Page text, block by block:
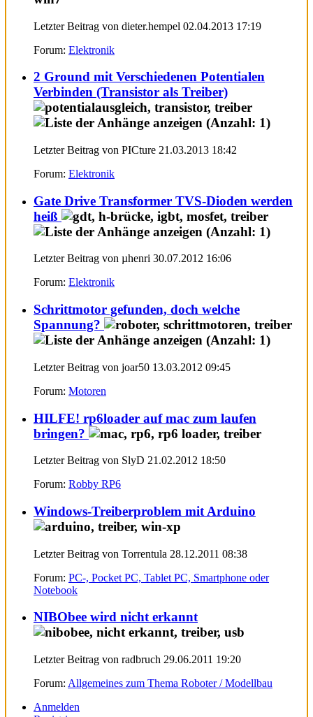
Letzter Beitrag von dieter.hempel 02.04.2013 17:19
Forum: Elektronik
2 Ground mit Verschiedenen Potentialen
Verbinden (Transistor als Treiber)
Letzter Beitrag von PICture 21.03.2013 18:42
Forum: Elektronik
Gate Drive Transformer TVS-Dioden werden
heiß
Letzter Beitrag von µhenri 30.07.2012 16:06
Forum: Elektronik
Schrittmotor gefunden, doch welche
Spannung?
Letzter Beitrag von joar50 13.03.2012 09:45
Forum: Motoren
HILFE! rp6loader auf mac zum laufen
bringen?
Letzter Beitrag von SlyD 21.02.2012 18:50
Forum: Robby RP6
Windows-Treiberproblem mit Arduino
Letzter Beitrag von Torrentula 28.12.2011 08:38
Forum: PC-, Pocket PC, Tablet PC, Smartphone oder
Notebook
NIBObee wird nicht erkannt
Letzter Beitrag von radbruch 29.06.2011 19:20
Forum: Allgemeines zum Thema Roboter / Modellbau
Anmelden